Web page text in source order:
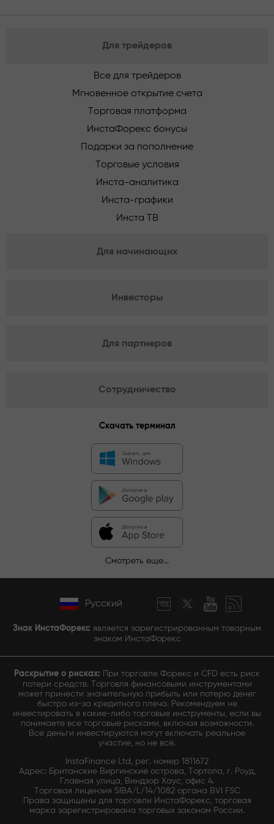
Для трейдеров
Все для трейдеров
Мгновенное открытие счета
Торговая платформа
ИнстаФорекс бонусы
Подарки за пополнение
Торговые условия
Инста-аналитика
Инста-графики
Инста ТВ
Для начинающих
Инвесторы
Для партнеров
Сотрудничество
Скачать терминал
Смотреть еще...
Русский
Знак ИнстаФорекс является зарегистрированным товарным
знаком ИнстаФорекс
Раскрытие о рисках: При торговле Форекс и CFD есть риск
потери средств. Торговля финансовыми инструментами
может принести значительную прибыль или потерю денег
быстро из-за кредитного плеча. Рекомендуем не
инвестировать в какие-либо торговые инструменты, если вы
понимаете все торговые рисками, включая возможности.
Все деньги инвестируются могут включать реальное
участие, но не всё.
InstaFinance Ltd, рег. номер 1811672
Адрес: Британские Виргинские острова, Тортола, г. Роуд,
Главная улица, Виндзор Хаус, офис 4.
Торговая лицензия SIBA/L/14/1082 органа BVI FSC
Права защищены для торговли ИнстаФорекс, торговая
марка зарегистрирована торговых законом России.